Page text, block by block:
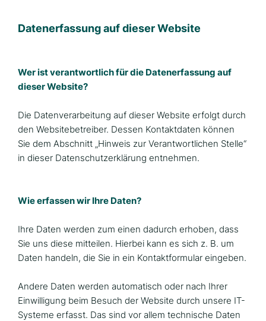
Datenerfassung auf dieser Website
Wer ist verantwortlich für die Datenerfassung auf
dieser Website?
Die Datenverarbeitung auf dieser Website erfolgt durch
den Websitebetreiber. Dessen Kontaktdaten können
Sie dem Abschnitt „Hinweis zur Verantwortlichen Stelle“
in dieser Datenschutzerklärung entnehmen.
Wie erfassen wir Ihre Daten?
Ihre Daten werden zum einen dadurch erhoben, dass
Sie uns diese mitteilen. Hierbei kann es sich z. B. um
Daten handeln, die Sie in ein Kontaktformular eingeben.
Andere Daten werden automatisch oder nach Ihrer
Einwilligung beim Besuch der Website durch unsere IT-
Systeme erfasst. Das sind vor allem technische Daten